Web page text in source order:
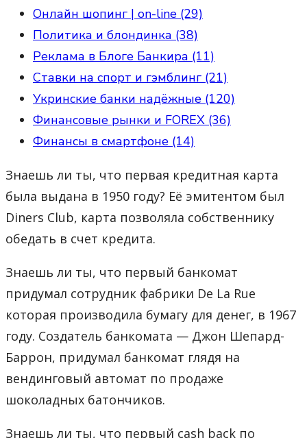
Онлайн шопинг | on-line (29)
Политика и блондинка (38)
Реклама в Блоге Банкира (11)
Ставки на спорт и гэмблинг (21)
Укринские банки надёжные (120)
Финансовые рынки и FOREX (36)
Финансы в смартфоне (14)
Знаешь ли ты, что первая кредитная карта
была выдана в 1950 году? Её эмитентом был
Diners Club, карта позволяла собственнику
обедать в счет кредита.
Знаешь ли ты, что первый банкомат
придумал сотрудник фабрики De La Rue
которая производила бумагу для денег, в 1967
году. Создатель банкомата — Джон Шепард-
Баррон, придумал банкомат глядя на
вендинговый автомат по продаже
шоколадных батончиков.
Знаешь ли ты, что первый cash back по